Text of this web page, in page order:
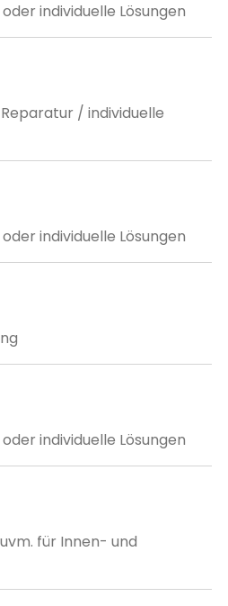
individuelle Lösungen
/ individuelle
individuelle Lösungen
individuelle Lösungen
für Innen- und